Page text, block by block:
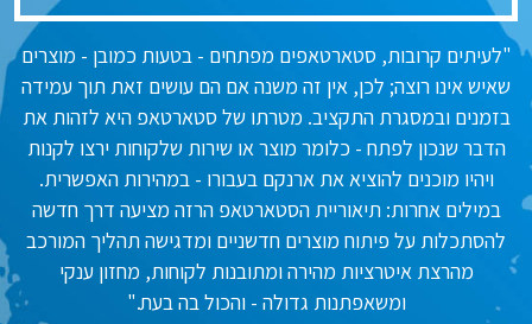
"לעיתים קרובות, סטארטאפים מפתחים - בטעות כמובן - מוצרים
שאיש אינו רוצה; לכן, אין זה משנה אם הם עושים זאת תוך עמידה
בזמנים ובמסגרת התקציב. מטרתו של סטארטאפ היא לזהות את
הדבר שנכון לפתח - כלומר מוצר או שירות שלקוחות ירצו לקנות
ויהיו מוכנים להוציא את ארנקם בעבורו - במהירות האפשרית.
במילים אחרות: תיאוריית הסטארטאפ הרזה מציעה דרך חדשה
להסתכלות על פיתוח מוצרים חדשניים ומדגישה תהליך המורכב
מהרצת איטרציות מהירה ומתובנות לקוחות, מחזון ענקי
ומשאפתנות גדולה - והכול בה בעת."